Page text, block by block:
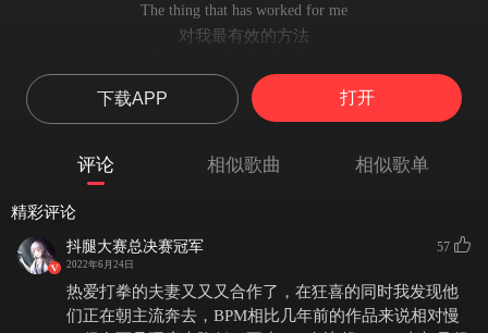
The thing that has worked for me
对我最有效的方法
就是铭记那些艰难岁月
I would remember them
我会永远记得
这让我能活在当下
This is the shit that I dreamed of when I was a kid
I am here
我在这里
下载APP 打开
评论 相似歌曲 相似歌单
精彩评论
抖腿大赛总决赛冠军
2022年6月24日
57
热爱打拳的夫妻又又又合作了，在狂喜的同时我发现他
们正在朝主流奔去，BPM相比几年前的作品来说相对慢